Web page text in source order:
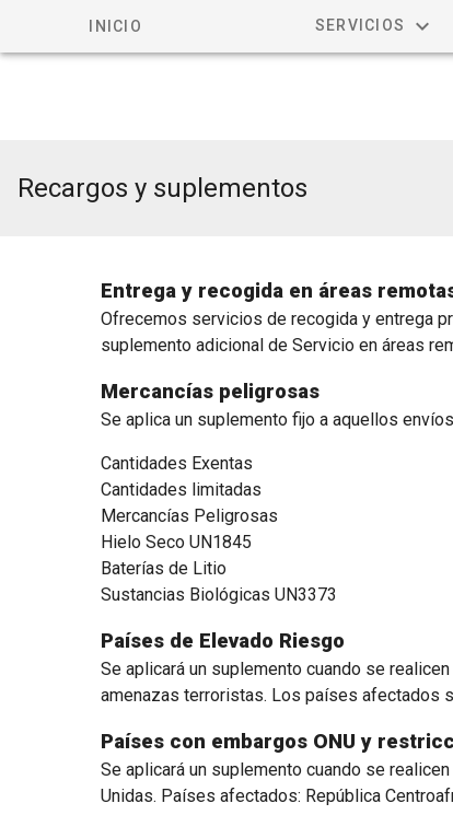
INICIO SERVICIOS
Recargos y suplementos
Entrega y recogida en áreas
Ofrecemos servicios de recogida y entrega
suplemento adicional de Servicio en áreas
Mercancías peligrosas
Se aplica un suplemento fijo a aquellos
Cantidades Exentas
Cantidades limitadas
Mercancías Peligrosas
Hielo Seco UN1845
Baterías de Litio
Sustancias Biológicas UN3373
Países de Elevado Riesgo
Se aplicará un suplemento cuando se
amenazas terroristas. Los países afectados
Países con embargos ONU y
Se aplicará un suplemento cuando se
Unidas. Países afectados: República